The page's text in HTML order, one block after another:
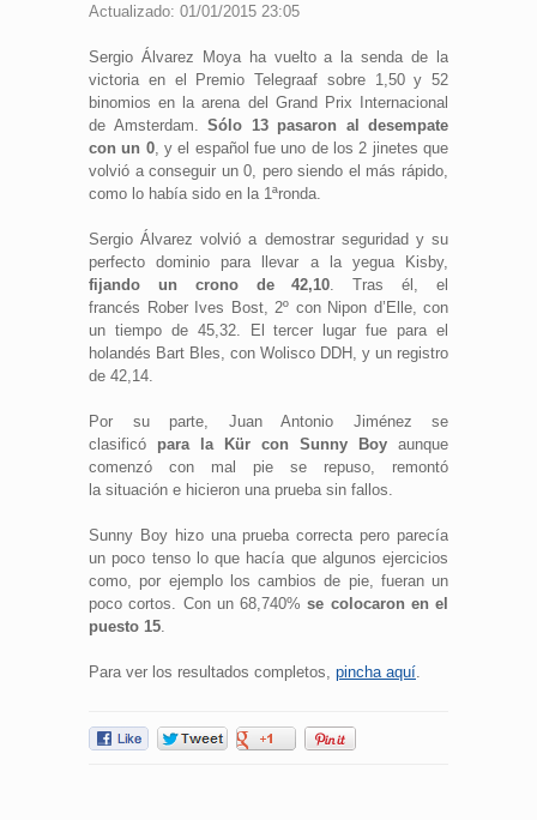
Actualizado: 01/01/2015 23:05
Sergio Álvarez Moya ha vuelto a la senda de la
victoria en el Premio Telegraaf sobre 1,50 y 52
binomios en la arena del Grand Prix Internacional
de Amsterdam. Sólo 13 pasaron al desempate
con un 0, y el español fue uno de los 2 jinetes que
volvió a conseguir un 0, pero siendo el más rápido,
como lo había sido en la 1ªronda.
Sergio Álvarez volvió a demostrar seguridad y su
perfecto dominio para llevar a la yegua Kisby,
fijando un crono de 42,10. Tras él, el
francés Rober Ives Bost, 2º con Nipon d’Elle, con
un tiempo de 45,32. El tercer lugar fue para el
holandés Bart Bles, con Wolisco DDH, y un registro
de 42,14.
Por su parte, Juan Antonio Jiménez se
clasificó para la Kür con Sunny Boy aunque
comenzó
con mal pie se repuso, remontó
la situación e hicieron una prueba sin fallos.
Sunny Boy hizo una prueba correcta pero parecía
un poco tenso lo que hacía que algunos ejercicios
como, por ejemplo los cambios de pie, fueran un
poco cortos. Con un 68,740%se colocaron en el
puesto 15.
Para ver los resultados completos, pincha aquí.